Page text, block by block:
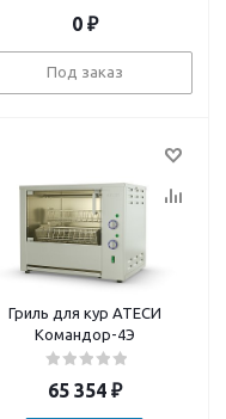
0₽
Под заказ
Гриль для кур АТЕСИ
Командор-4Э
65 354₽